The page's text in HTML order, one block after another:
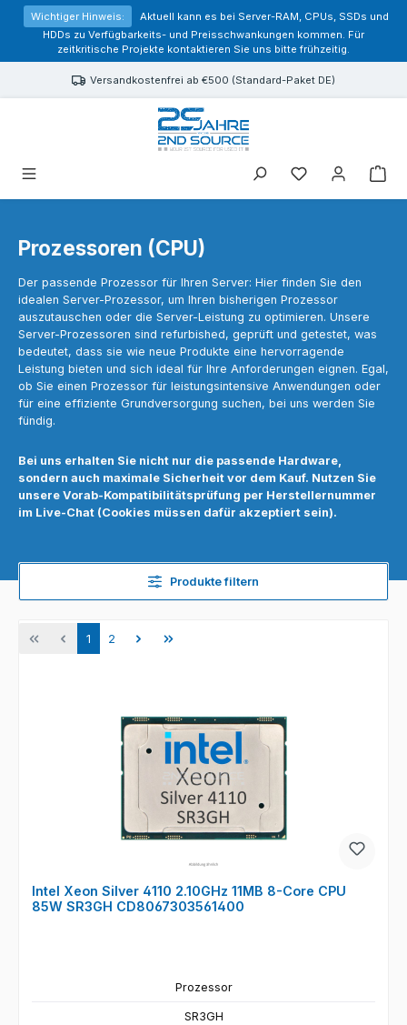
springen
Wichtiger Hinweis:
Aktuell kann es bei Server-RAM, CPUs, SSDs und
HDDs zu Verfügbarkeits- und Preisschwankungen kommen. Für
zeitkritische Projekte kontaktieren Sie uns bitte frühzeitig.
Versandkostenfrei ab €500 (Standard-Paket DE)
Sie haben 0
Prozessoren (CPU)
Der passende Prozessor für Ihren Server: Hier finden Sie den
idealen Server-Prozessor, um Ihren bisherigen Prozessor
auszutauschen oder die Server-Leistung zu optimieren. Unsere
Server-Prozessoren sind refurbished, geprüft und getestet, was
bedeutet, dass sie wie neue Produkte eine hervorragende
Leistung bieten und sich ideal für Ihre Anforderungen eignen. Egal,
ob Sie einen Prozessor für leistungsintensive Anwendungen oder
für eine effiziente Grundversorgung suchen, bei uns werden Sie
fündig.
Bei uns erhalten Sie nicht nur die passende Hardware,
sondern auch maximale Sicherheit vor dem Kauf. Nutzen Sie
unsere Vorab-Kompatibilitätsprüfung per Herstellernummer
im Live-Chat (Cookies müssen dafür akzeptiert sein).
Produkte filtern
Seite
1 Seite
2
Intel Xeon Silver 4110 2.10GHz 11MB 8-Core CPU
85W SR3GH CD8067303561400
Prozessor
SR3GH